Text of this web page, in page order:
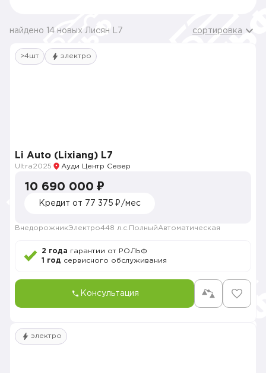
найдено 14 новых Лисян L7 сортировка
>4шт электро
Li Auto (Lixiang) L7
Ultra2025 Ауди Центр Север
10 690 000 ₽
Кредит от 77 375 ₽/мес
ВнедорожникЭлектро448 л.с. ПолныйАвтоматическая
2 года гарантии от РОЛЬФ
1 год сервисного обслуживания
Консультация
электро